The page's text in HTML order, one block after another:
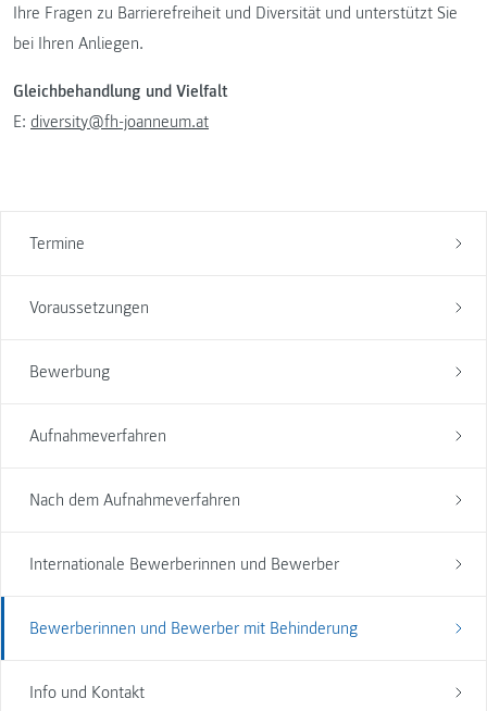
Termine
Voraussetzungen
Bewerbung
Aufnahmeverfahren
Nach dem Aufnahmeverfahren
Internationale Bewerberinnen und Bewerber
Bewerberinnen und Bewerber mit Behinderung
Info und Kontakt
Ihre Fragen zu Barrierefreiheit und Diversität und unterstützt Sie
bei Ihren Anliegen.
Gleichbehandlung und Vielfalt
E: diversity@fh-joanneum.at